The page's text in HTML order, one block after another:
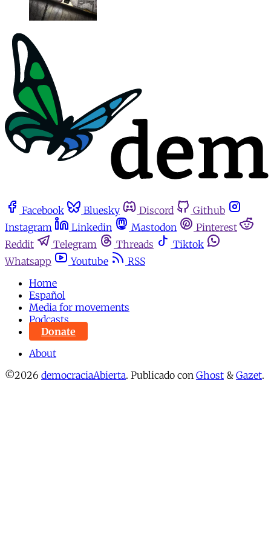
Facebook Bluesky Discord
Github
Instagram
Linkedin Mastodon
Pinterest
Reddit
Telegram Threads
Tiktok
Whatsapp
Youtube
RSS
Home
Español
Media for movements
Podcasts
Donate
About
©2026 democraciaAbierta. Publicado con Ghost & Gazet.